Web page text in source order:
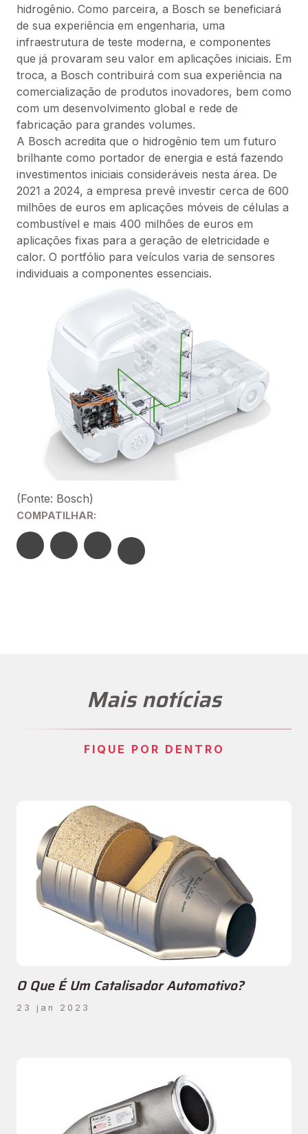
hidrogênio. Como parceira, a Bosch se beneficiará
de sua experiência em engenharia, uma
infraestrutura de teste moderna, e componentes
que já provaram seu valor em aplicações iniciais. Em
troca, a Bosch contribuirá com sua experiência na
comercialização de produtos inovadores, bem como
com um desenvolvimento global e rede de
fabricação para grandes volumes.
A Bosch acredita que o hidrogênio tem um futuro
brilhante como portador de energia e está fazendo
investimentos iniciais consideráveis nesta área. De
2021 a 2024, a empresa prevê investir cerca de 600
milhões de euros em aplicações móveis de células a
combustível e mais 400 milhões de euros em
aplicações fixas para a geração de eletricidade e
calor. O portfólio para veículos varia de sensores
individuais a componentes essenciais.
(Fonte: Bosch)
COMPATILHAR:
Mais notícias
FIQUE POR DENTRO
O Que É Um Catalisador Automotivo?
23 jan 2023